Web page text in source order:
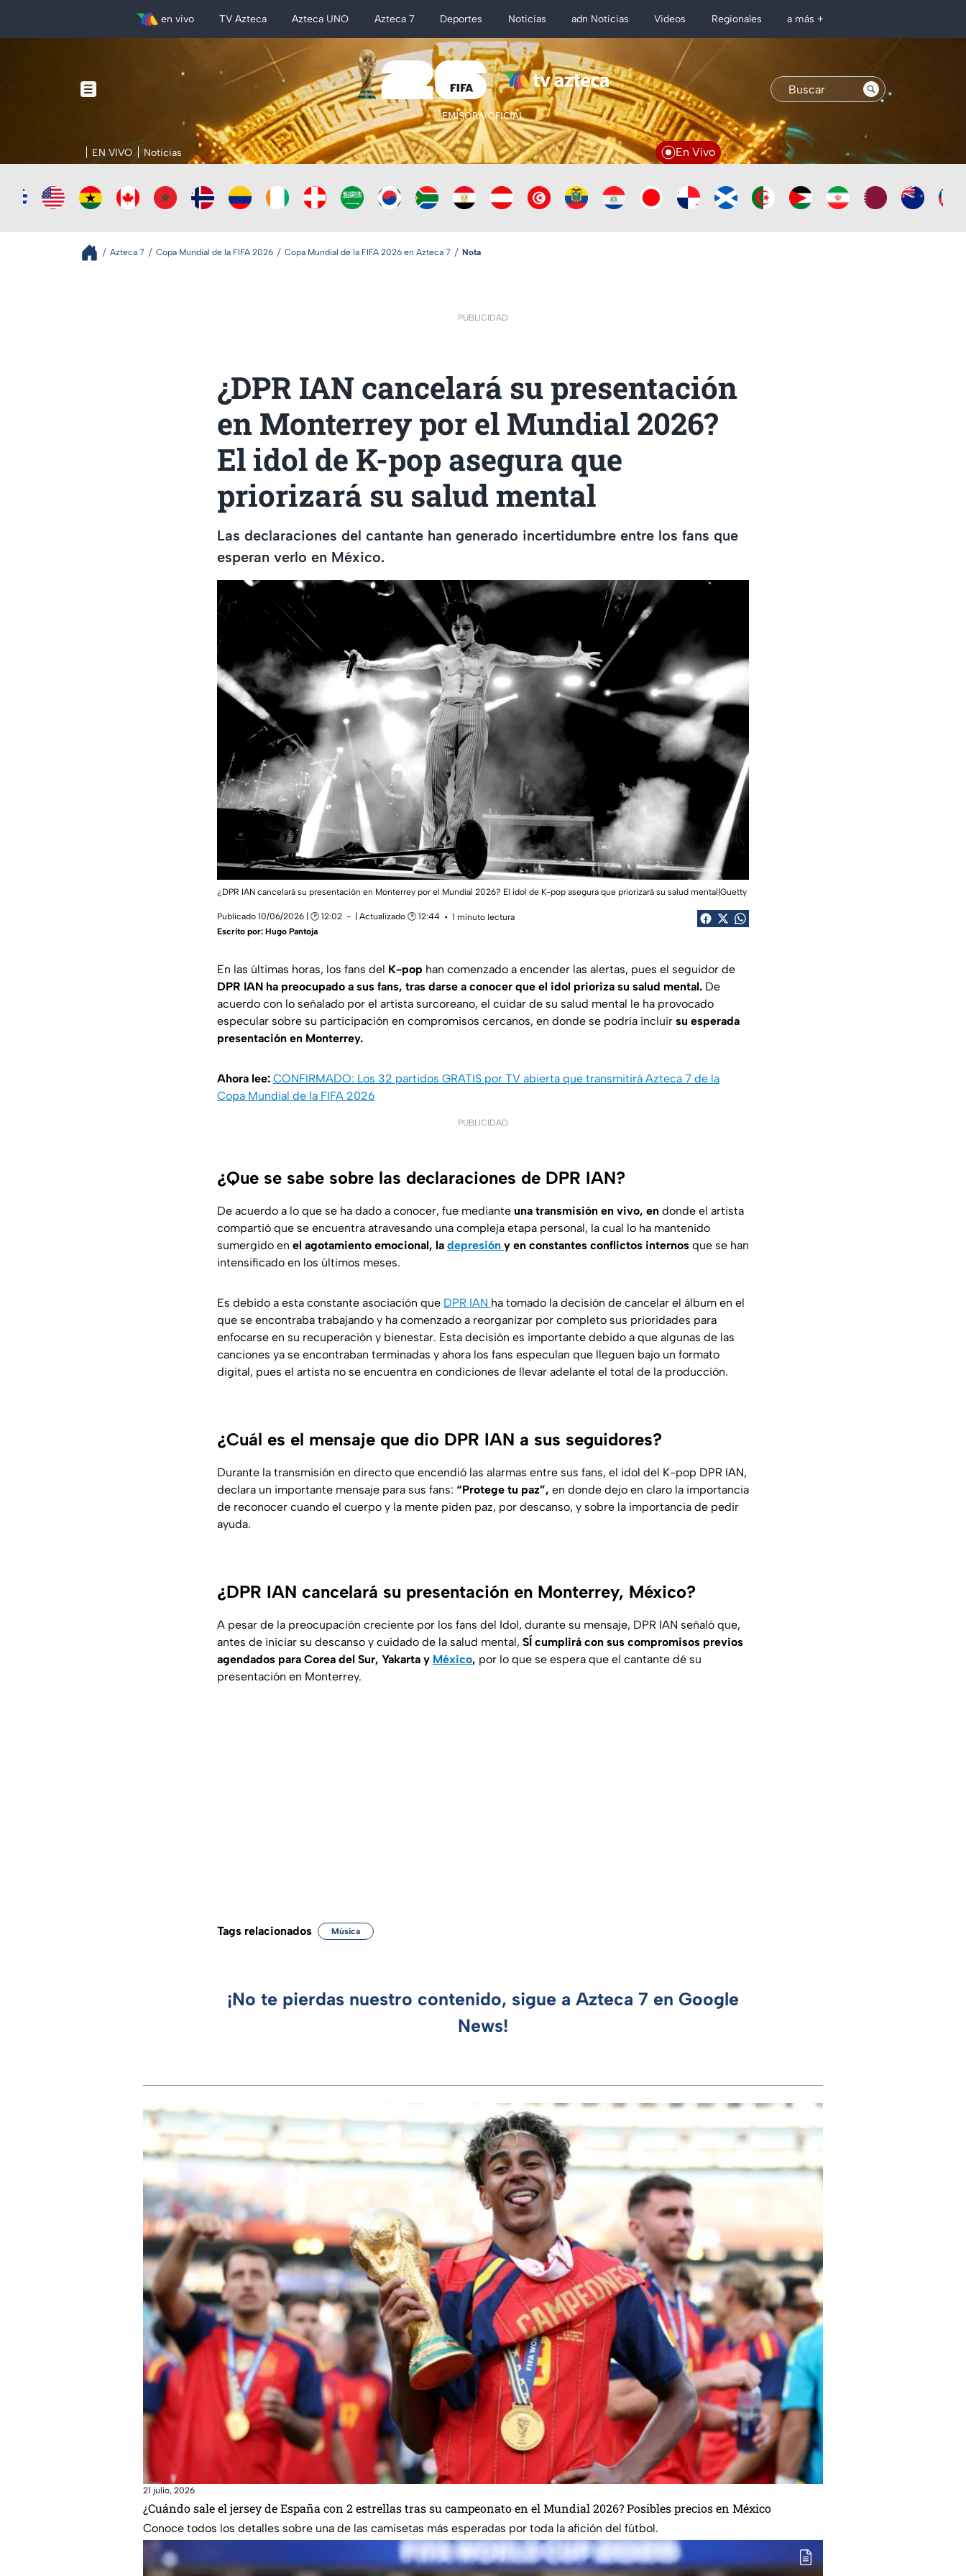
en vivo TV Azteca Azteca UNO Azteca 7 Deportes Noticias adn Noticias Videos Regionales a más +
EN VIVO Noticias En Vivo
Azteca 7 Copa Mundial de la FIFA 2026 Copa Mundial de la FIFA 2026 en Azteca 7 Nota
PUBLICIDAD
¿DPR IAN cancelará su presentación
en Monterrey por el Mundial 2026?
El idol de K-pop asegura que
priorizará su salud mental
Las declaraciones del cantante han generado incertidumbre entre los fans que
esperan verlo en México.
¿DPR IAN cancelará su presentación en Monterrey por el Mundial 2026? El idol de K-pop asegura que priorizará su salud mental|Guetty
Publicado 10/06/2026 | 🕑 12:02 | Actualizado 🕑 12:44
1 minuto lectura
Escrito por: Hugo Pantoja
En las últimas horas, los fans del K-pop han comenzado a encender las alertas, pues el seguidor de
DPR IAN ha preocupado a sus fans, tras darse a conocer que el idol prioriza su salud mental. De
acuerdo con lo señalado por el artista surcoreano, el cuidar de su salud mental le ha provocado
especular sobre su participación en compromisos cercanos, en donde se podría incluir su esperada
presentación en Monterrey.
Ahora lee: CONFIRMADO: Los 32 partidos GRATIS por TV abierta que transmitirá Azteca 7 de la
Copa Mundial de la FIFA 2026
PUBLICIDAD
¿Que se sabe sobre las declaraciones de DPR IAN?
De acuerdo a lo que se ha dado a conocer, fue mediante una transmisión en vivo, en donde el artista
compartió que se encuentra atravesando una compleja etapa personal, la cual lo ha mantenido
sumergido en el agotamiento emocional, la depresión y en constantes conflictos internos que se han
intensificado en los últimos meses.
Es debido a esta constante asociación que DPR IAN ha tomado la decisión de cancelar el álbum en el
que se encontraba trabajando y ha comenzado a reorganizar por completo sus prioridades para
enfocarse en su recuperación y bienestar. Esta decisión es importante debido a que algunas de las
canciones ya se encontraban terminadas y ahora los fans especulan que lleguen bajo un formato
digital, pues el artista no se encuentra en condiciones de llevar adelante el total de la producción.
¿Cuál es el mensaje que dio DPR IAN a sus seguidores?
Durante la transmisión en directo que encendió las alarmas entre sus fans, el idol del K-pop DPR IAN,
declara un importante mensaje para sus fans: “Protege tu paz”, en donde dejo en claro la importancia
de reconocer cuando el cuerpo y la mente piden paz, por descanso, y sobre la importancia de pedir
ayuda.
¿DPR IAN cancelará su presentación en Monterrey, México?
A pesar de la preocupación creciente por los fans del Idol, durante su mensaje, DPR IAN señaló que,
antes de iniciar su descanso y cuidado de la salud mental, SÍ cumplirá con sus compromisos previos
agendados para Corea del Sur, Yakarta y México, por lo que se espera que el cantante dé su
presentación en Monterrey.
Tags relacionados Música
¡No te pierdas nuestro contenido, sigue a Azteca 7 en Google
News!
21 julio, 2026
¿Cuándo sale el jersey de España con 2 estrellas tras su campeonato en el Mundial 2026? Posibles precios en México
Conoce todos los detalles sobre una de las camisetas más esperadas por toda la afición del fútbol.